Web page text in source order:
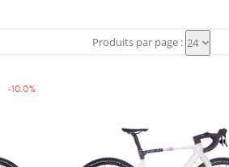
Produits par page : 24
-10.0%